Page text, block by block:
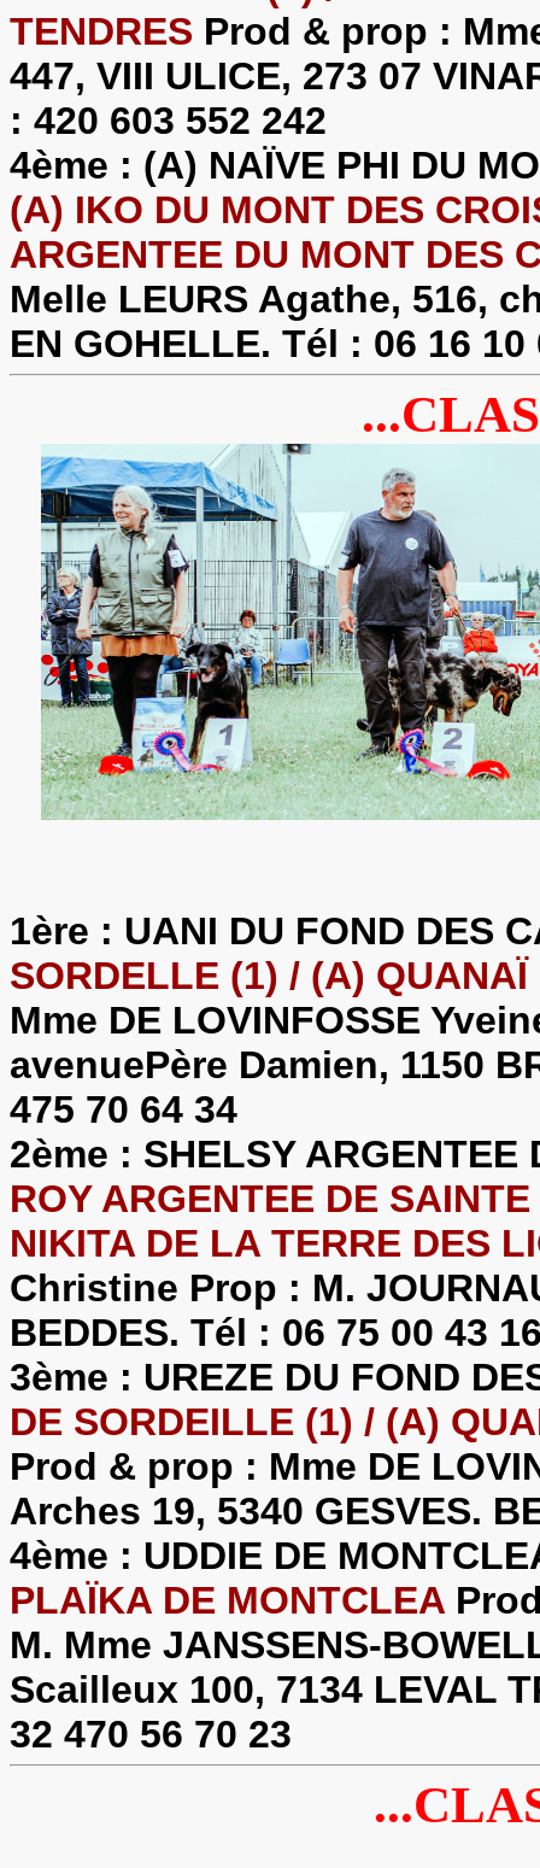
TENDRES Prod & prop :
447, VIII ULICE, 273 07
: 420 603 552 242
4ème : (A) NAÏVE PHI DU
(A) IKO DU MONT DES
ARGENTEE DU MONT DES
Melle LEURS Agathe, 516,
EN GOHELLE. Tél : 06 16 10
1ère : UANI DU FOND DES
SORDELLE (1) / (A)
Mme DE LOVINFOSSE
avenuePère Damien, 1150
475 70 64 34
2ème : SHELSY
ROY ARGENTEE DE
NIKITA DE LA TERRE DES
Christine Prop : M.
BEDDES. Tél : 06 75 00 43
3ème : UREZE DU FOND
DE SORDEILLE (1) / (A)
Prod & prop : Mme DE
Arches 19, 5340 GESVES.
4ème : UDDIE DE
PLAÏKA DE MONTCLEA
M. Mme JANSSENS-
Scailleux 100, 7134 LEVAL
32 470 56 70 23